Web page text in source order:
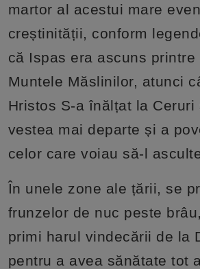
martor al acestui mare
creștinității, conform
că Ispas era ascuns printre
Muntele Măslinilor, atunci
Hristos S-a înălțat la Ceruri
vestea mai departe și a
celor care voiau să-l
În unele zone ale țării, se
frunzelor de nuc peste
primi harul vindecării de la
pentru a avea sănătate tot